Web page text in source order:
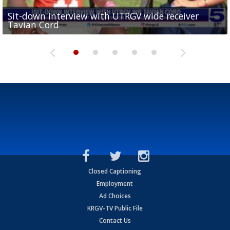
Sit-down interview with UTRGV wide receiver
Tavian Cord
Two-a-Day Tour 2026: Raymondville Bearkats
Two-a-Day Tour 2026: Port Isabel Tarpons
UTRGV football ranks fourth in SLC preseason poll
and receiving votes in...
Two-a-Day Tour 2026: Santa Rosa Warriors
Closed Captioning
Employment
Ad Choices
KRGV-TV Public File
Contact Us